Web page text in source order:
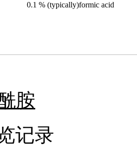
% (typically)formic acid
胺
记录